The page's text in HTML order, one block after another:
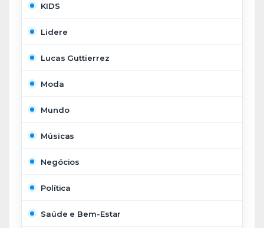
KIDS
Lidere
Lucas Guttierrez
Moda
Mundo
Músicas
Negócios
Política
Saúde e Bem-Estar